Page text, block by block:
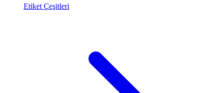
Etiket Çeşitleri